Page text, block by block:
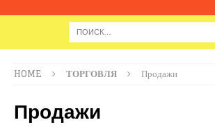
HOME ТОРГОВЛЯ Продажи
Продажи